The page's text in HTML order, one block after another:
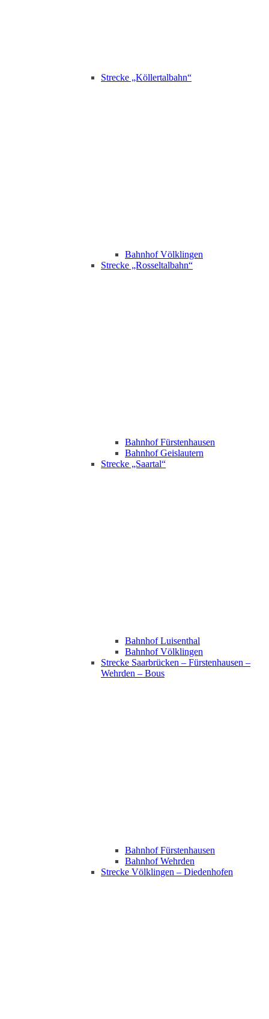
Strecke „Köllertalbahn“
Bahnhof Völklingen
Strecke „Rosseltalbahn“
Bahnhof Fürstenhausen
Bahnhof Geislautern
Strecke „Saartal“
Bahnhof Luisenthal
Bahnhof Völklingen
Strecke Saarbrücken – Fürstenhausen –
Wehrden – Bous
Bahnhof Fürstenhausen
Bahnhof Wehrden
Strecke Völklingen – Diedenhofen